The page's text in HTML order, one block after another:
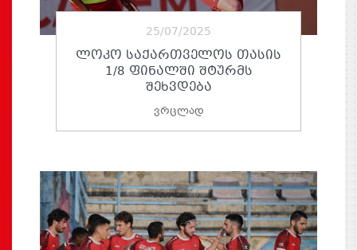
25/07/2025
ᲚᲝᲙᲝ ᲡᲐᲥᲐᲠᲗᲕᲔᲚᲝᲡ ᲗᲐᲡᲘᲡ
1/8 ᲤᲘᲜᲐᲚᲨᲘ ᲨᲢᲣᲠᲛᲡ
ᲨᲔᲮᲕᲓᲔᲑᲐ
ვრცლად